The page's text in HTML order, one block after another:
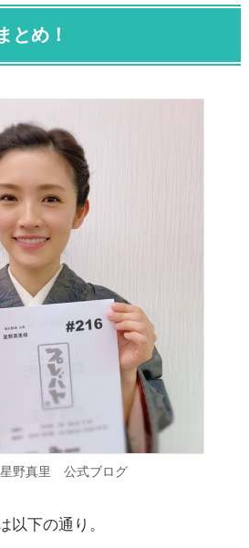
とめ！
星野真里 公式ブログ
以下の通り。